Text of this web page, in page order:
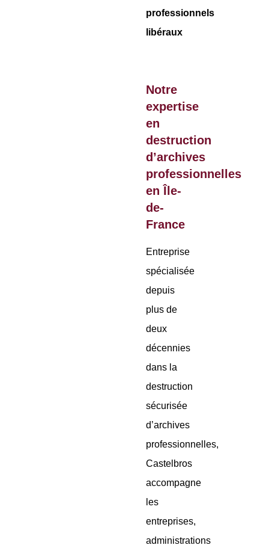
professionnels
libéraux
Notre
expertise
en
destruction
d’archives
professionnelles
en Île-
de-
France
Entreprise
spécialisée
depuis
plus de
deux
décennies
dans la
destruction
sécurisée
d’archives
professionnelles,
Castelbros
accompagne
les
entreprises,
administrations